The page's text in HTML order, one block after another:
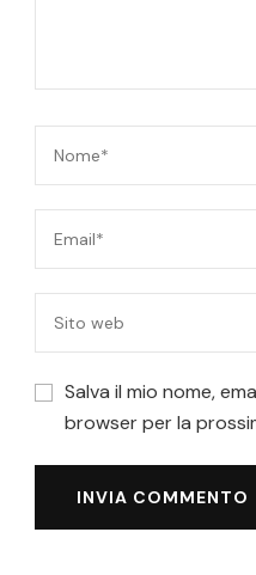
Salva il mio nome,
browser per la